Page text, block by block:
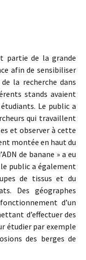
partie de la grande
afin de sensibiliser
la recherche dans
stands avaient
Le public a
qui travaillent
et observer à cette
montée en haut du
de banane » a eu
public a également
de tissus et du
Des géographes
d’un
d’effectuer des
étudier par exemple
des berges de